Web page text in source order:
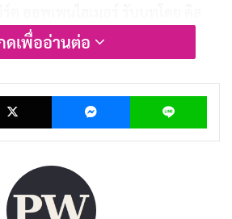
ทีมนักวิทยาศาสตร์ผู้ปราดเปรื่องใน
าณู เพื่อเป็นอาวุธสำคัญในการยุติ
อาวุธที่ทรงพลังที่สุดในประวัติศาสตร์
ย้งทางจริยธรรม และการต่อสู้
ยความเชื่อและอุดมการณ์ของเขา
ดเพื่ออ่านต่อ
X Messenger Line